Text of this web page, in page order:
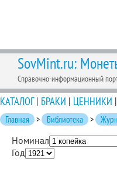
SovMint.ru:
Справочно-информационный
КАТАЛОГ| БРАКИ | ЦЕННИКИ |
Главная > Библиотека >
Номинал
Год